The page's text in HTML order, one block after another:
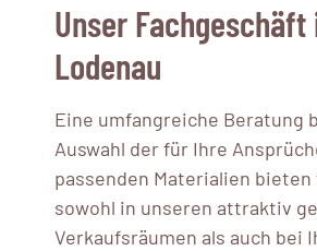
Unser Fachgeschäft
Lodenau
Eine umfangreiche Beratung
Auswahl der für Ihre
passenden Materialien bieten
sowohl in unseren attraktiv
Verkaufsräumen als auch bei